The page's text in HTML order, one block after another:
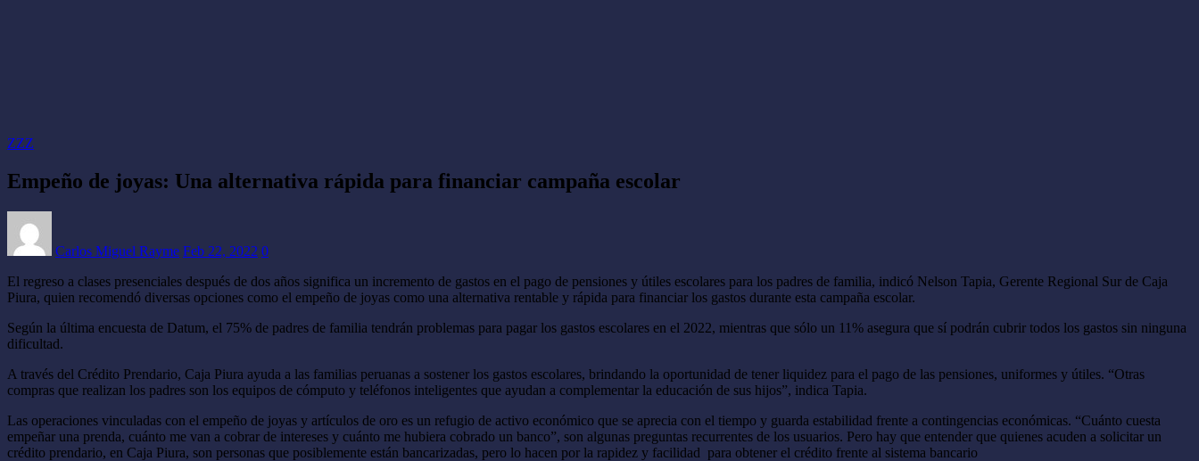
ZZZ
Empeño de joyas: Una alternativa rápida para financiar campaña escolar
Carlos Miguel Rayme Feb 22, 2022 0
El regreso a clases presenciales después de dos años significa un incremento de gastos en el pago de pensiones y útiles escolares para los padres de familia, indicó Nelson Tapia, Gerente Regional Sur de Caja
Piura, quien recomendó diversas opciones como el empeño de joyas como una alternativa rentable y rápida para financiar los gastos durante esta campaña escolar.
Según la última encuesta de Datum, el 75% de padres de familia tendrán problemas para pagar los gastos escolares en el 2022, mientras que sólo un 11% asegura que sí podrán cubrir todos los gastos sin ninguna
dificultad.
A través del Crédito Prendario, Caja Piura ayuda a las familias peruanas a sostener los gastos escolares, brindando la oportunidad de tener liquidez para el pago de las pensiones, uniformes y útiles. “Otras
compras que realizan los padres son los equipos de cómputo y teléfonos inteligentes que ayudan a complementar la educación de sus hijos”, indica Tapia.
Las operaciones vinculadas con el empeño de joyas y artículos de oro es un refugio de activo económico que se aprecia con el tiempo y guarda estabilidad frente a contingencias económicas. “Cuánto cuesta
empeñar una prenda, cuánto me van a cobrar de intereses y cuánto me hubiera cobrado un banco”, son algunas preguntas recurrentes de los usuarios. Pero hay que entender que quienes acuden a solicitar un
crédito prendario, en Caja Piura, son personas que posiblemente están bancarizadas, pero lo hacen por la rapidez y facilidad para obtener el crédito frente al sistema bancario